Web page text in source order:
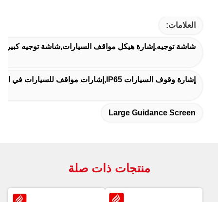
العلامات:
شاشة توجيه,إشارة هيكل مواقف السيارات,شاشة توجيه كبيرة
إشارة وقوف السيارات IP65,إشارات مواقف للسيارات في الخارج,شاشة إيقاف LED IP65
Large Guidance Screen
منتجات ذات صلة